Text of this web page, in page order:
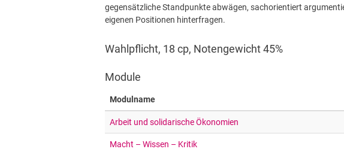
gegensätzliche Standpunkte abwägen, sachorientiert
eigenen Positionen hinterfragen.
Wahlpflicht, 18 cp, Notengewicht 45%
Module
Modulname
Arbeit und solidarische Ökonomien
Macht – Wissen – Kritik